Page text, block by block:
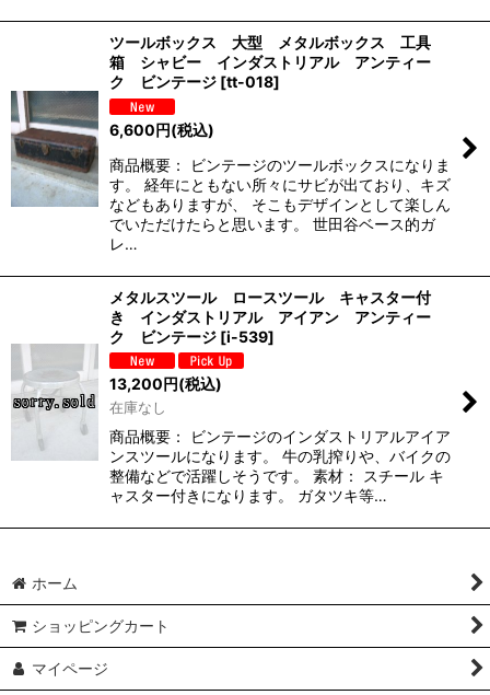
ツールボックス 大型 メタルボックス 工具
箱 シャビー インダストリアル アンティー
ク ビンテージ [tt-018]
6,600円(税込)
商品概要： ビンテージのツールボックスになりま
す。 経年にともない所々にサビが出ており、キズ
などもありますが、 そこもデザインとして楽しん
でいただけたらと思います。 世田谷ベース的ガ
レ…
メタルスツール ロースツール キャスター付
き インダストリアル アイアン アンティー
ク ビンテージ [i-539]
13,200 円(税込)
在庫なし
商品概要： ビンテージのインダストリアルアイア
ンスツールになります。 牛の乳搾りや、バイクの
整備などで活躍しそうです。 素材： スチール キ
ャスター付きになります。 ガタツキ等…
ホーム
ショッピングカート
マイページ